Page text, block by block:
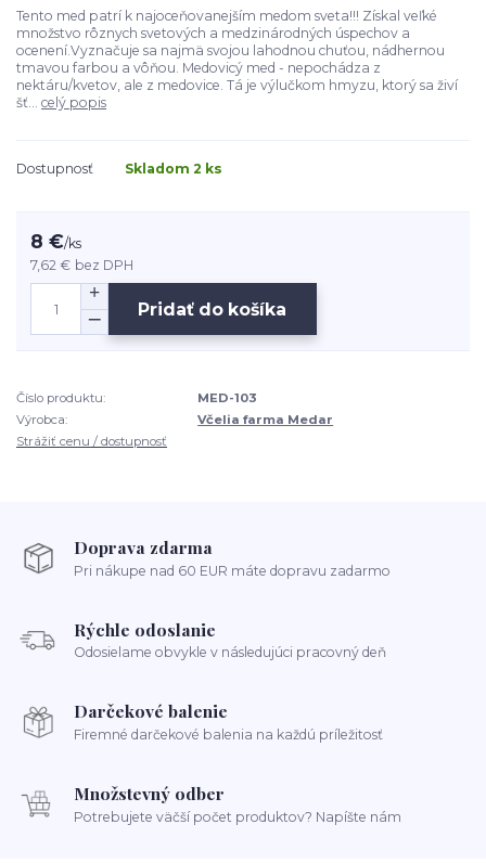
Tento med patrí k najoceňovanejším medom sveta!!! Získal veľké
množstvo rôznych svetových a medzinárodných úspechov a
ocenení.Vyznačuje sa najmä svojou lahodnou chuťou, nádhernou
tmavou farbou a vôňou. Medovicý med - nepochádza z
nektáru/kvetov, ale z medovice. Tá je výlučkom hmyzu, ktorý sa živí
šť... celý popis
Dostupnosť Skladom 2 ks
8 €/ks
7,62 € bez DPH
Pridať do košíka
Číslo produktu:
MED-103
Výrobca:
Včelia farma Medar
Strážiť cenu / dostupnosť
Doprava zdarma
Pri nákupe nad 60 EUR máte dopravu zadarmo
Rýchle odoslanie
Odosielame obvykle v následujúci pracovný deň
Darčekové balenie
Firemné darčekové balenia na každú príležitosť
Množstevný odber
Potrebujete väčší počet produktov? Napíšte nám